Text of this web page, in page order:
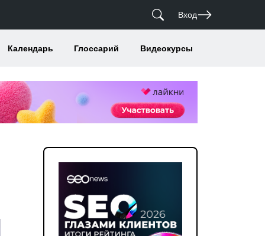
Вход
Календарь Глоссарий Видеокурсы